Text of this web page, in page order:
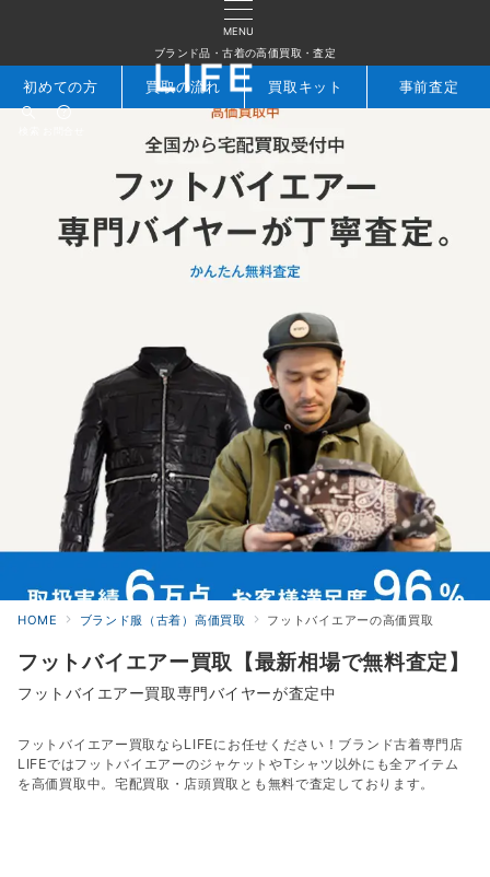
MENU
ブランド品・古着の高価買取・査定
初めての方 買取の流れ 買取キット 事前査定
HOME ブランド服（古着）高価買取 フットバイエアーの高価買取
フットバイエアー買取【最新相場で無料査定】
フットバイエアー買取専門バイヤーが査定中
フットバイエアー買取ならLIFEにお任せください！ブランド古着専門店
LIFEではフットバイエアーのジャケットやTシャツ以外にも全アイテム
を高価買取中。宅配買取・店頭買取とも無料で査定しております。